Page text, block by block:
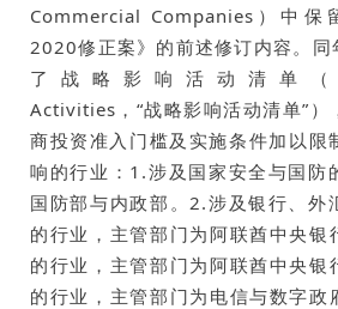
Commercial Companies）中
2020修正案》的前述修订内容。同
了战略影响活动清单（
Activities，“战略影响活动清单”）
商投资准入门槛及实施条件加以限
响的行业：1.涉及国家安全与国防
国防部与内政部。2.涉及银行、外
的行业，主管部门为阿联酋中央银
的行业，主管部门为阿联酋中央银
的行业，主管部门为电信与数字政